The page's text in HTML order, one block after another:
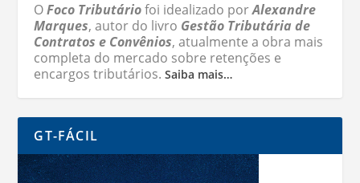
OFoco Tributáriofoi idealizado porAlexandre
Marques, autor do livro Gestão Tributária de
Contratos e Convênios, atualmente a obra mais
completa do mercado sobre retenções e
encargos tributários.Saiba mais…
GT-FÁCIL